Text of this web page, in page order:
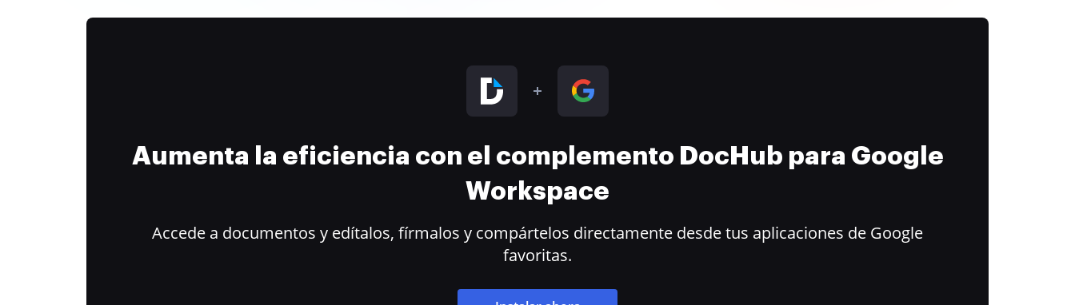
Aumenta la eficiencia con el complemento DocHub para Google
Workspace
Accede a documentos y edítalos, fírmalos y compártelos directamente desde tus aplicaciones de Google
favoritas.